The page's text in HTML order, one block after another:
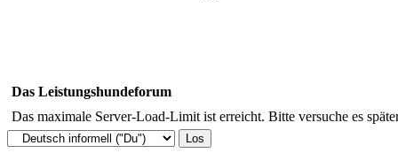
Das Leistungshundeforum
Das maximale Server-Load-Limit ist erreicht. Bitte versuche es